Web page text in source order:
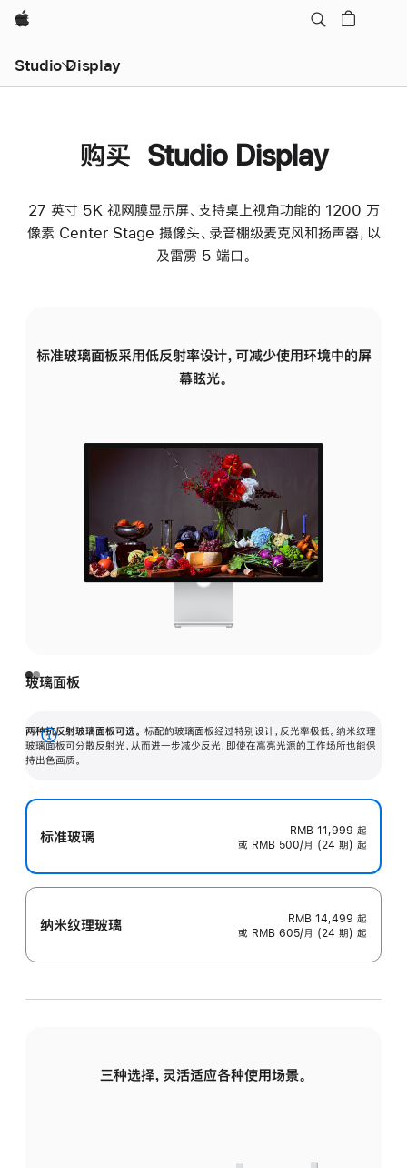
Apple
Studio Display
购买 Studio Display
27 英寸 5K 视网膜显示屏、支持桌上视角功能的 1200 万
像素 Center Stage 摄像头、录音棚级麦克风和扬声器，以
及雷雳 5 端口。
标准玻璃面板采用低反射率设计，可减少使用环境中的屏
幕眩光。
玻璃面板
两种抗反射玻璃面板可选。 标配的玻璃面板经过特别设计，反光率极低。纳米纹理
玻璃面板可分散反射光，从而进一步减少反光，即使在高亮光源的工作场所也能保
持出色画质。
展
开
标准玻璃 RMB 11,999 起
或 RMB 500/月 (24 期) 起
纳米纹理玻璃 RMB 14,499 起
或 RMB 605/月 (24 期) 起
三种选择，灵活适应各种使用场景。